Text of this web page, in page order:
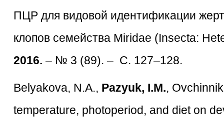
ПЦР для видовой идентификации
клопов семейства Miridae (Insecta:
2016. – № 3 (89). – С. 127–128.
Belyakova, N.A., Pazyuk, I.M.,
temperature, photoperiod, and diet on